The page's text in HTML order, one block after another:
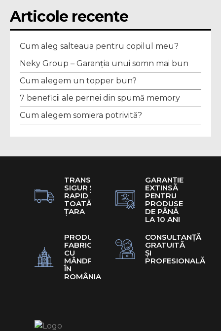
Articole recente
Cum aleg salteaua pentru copilul meu?
Neky Group – Garanția unui somn mai bun
Cum alegem un topper bun?
7 beneficii ale pernei din spumă memory
Cum alegem somiera potrivită?
TRANSPORT
SIGUR ȘI
RAPID ÎN
TOATĂ
ȚARA
GARANȚIE
EXTINSĂ
PENTRU
PRODUSE
DE PÂNĂ
LA 10 ANI
PRODUSE
FABRICATE
CU
MÂNDRIE
ÎN
ROMÂNIA
CONSULTANȚĂ
GRATUITĂ
ȘI
PROFESIONALĂ